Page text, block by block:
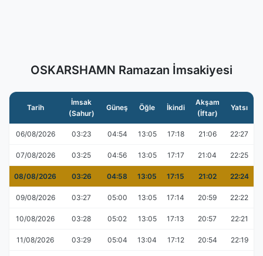
OSKARSHAMN Ramazan İmsakiyesi
Tarih
İmsak
(Sahur)
Güneş Öğle İkindi
Akşam
(İftar)
Yatsı
06/08/2026 03:23 04:54 13:05 17:18 21:06 22:27
07/08/2026 03:25 04:56 13:05 17:17 21:04 22:25
08/08/2026 03:26 04:58 13:05 17:15 21:02 22:24
09/08/2026 03:27 05:00 13:05 17:14 20:59 22:22
10/08/2026 03:28 05:02 13:05 17:13 20:57 22:21
11/08/2026 03:29 05:04 13:04 17:12 20:54 22:19